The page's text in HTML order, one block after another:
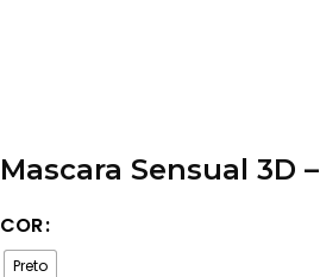
Mascara Sensual 3D –
COR
Preto